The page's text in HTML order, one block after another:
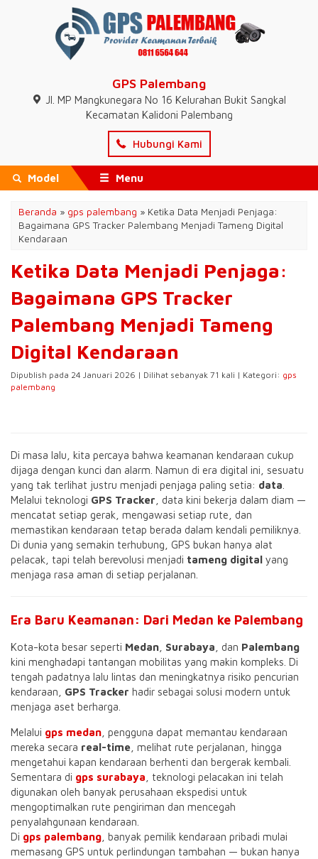
GPS Palembang
Jl. MP Mangkunegara No 16 Kelurahan Bukit Sangkal
Kecamatan Kalidoni Palembang
Hubungi Kami
Model Menu
Beranda » gps palembang » Ketika Data Menjadi Penjaga:
Bagaimana GPS Tracker Palembang Menjadi Tameng Digital
Kendaraan
Ketika Data Menjadi Penjaga:
Bagaimana GPS Tracker
Palembang Menjadi Tameng
Digital Kendaraan
Dipublish pada 24 Januari 2026 | Dilihat sebanyak 71 kali | Kategori: gps
palembang
Di masa lalu, kita percaya bahwa keamanan kendaraan cukup
dijaga dengan kunci dan alarm. Namun di era digital ini, sesuatu
yang tak terlihat justru menjadi penjaga paling setia: data
Melalui teknologi GPS Tracker , data kini bekerja dalam diam —
mencatat setiap gerak, mengawasi setiap rute, dan
memastikan kendaraan tetap berada dalam kendali pemiliknya.
Di dunia yang semakin terhubung, GPS bukan hanya alat
pelacak, tapi telah berevolusi menjadi tameng digital yang
menjaga rasa aman di setiap perjalanan.
Era Baru Keamanan: Dari Medan ke Palembang
Kota-kota besar seperti Medan Surabaya , dan Palembang
kini menghadapi tantangan mobilitas yang makin kompleks. Di
tengah padatnya lalu lintas dan meningkatnya risiko pencurian
kendaraan, GPS Tracker hadir sebagai solusi modern untuk
menjaga aset berharga.
Melalui gps medan , pengguna dapat memantau kendaraan
mereka secara real-time , melihat rute perjalanan, hingga
mengetahui kapan kendaraan berhenti dan bergerak kembali.
Sementara di gps surabaya , teknologi pelacakan ini telah
digunakan oleh banyak perusahaan ekspedisi untuk
mengoptimalkan rute pengiriman dan mencegah
penyalahgunaan kendaraan.
Di gps palembang , banyak pemilik kendaraan pribadi mulai
memasang GPS untuk perlindungan tambahan — bukan hanya